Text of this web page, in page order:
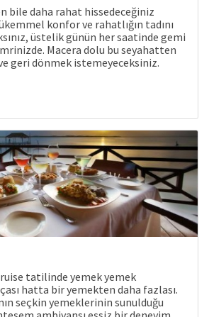
bile daha rahat hissedeceğiniz
konfor ve rahatlığın tadını
üstelik günün her saatinde gemi
Macera dolu bu seyahatten
geri dönmek istemeyeceksiniz.
tatilinde yemek yemek
hatta bir yemekten daha fazlası.
seçkin yemeklerinin sunulduğu